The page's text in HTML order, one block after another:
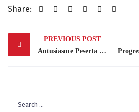
Share:
Post
navigation
PREVIOUS POST
Antusiasme Peserta Undangan Penarikan New Simarmas 100 ke-20 di Bank Jombang Tower
for: